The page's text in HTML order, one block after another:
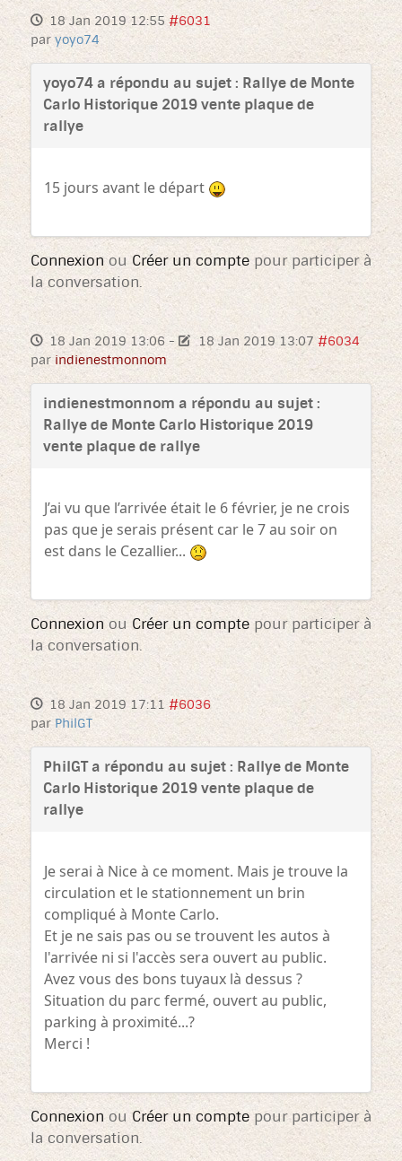
18 Jan 2019 12:55 #6031
par yoyo74
yoyo74 a répondu au sujet : Rallye de Monte
Carlo Historique 2019 vente plaque de
rallye
15 jours avant le départ
Connexionou Créer un compte pour participer à
la conversation.
18 Jan 2019 13:06 - 18 Jan 2019 13:07 #6034
par indienestmonnom
indienestmonnom a répondu au sujet :
Rallye de Monte Carlo Historique 2019
vente plaque de rallye
J’ai vu que l’arrivée était le 6 février, je ne crois
pas que je serais présent car le 7 au soir on
est dans le Cezallier...
Connexionou Créer un compte pour participer à
la conversation.
18 Jan 2019 17:11 #6036
par PhilGT
PhilGT a répondu au sujet : Rallye de Monte
Carlo Historique 2019 vente plaque de
rallye
Je serai à Nice à ce moment. Mais je trouve la
circulation et le stationnement un brin
compliqué à Monte Carlo.
Et je ne sais pas ou se trouvent les autos à
l'arrivée ni si l'accès sera ouvert au public.
Avez vous des bons tuyaux là dessus ?
Situation du parc fermé, ouvert au public,
parking à proximité...?
Merci !
Connexion ouCréer un compte pour participer à
la conversation.